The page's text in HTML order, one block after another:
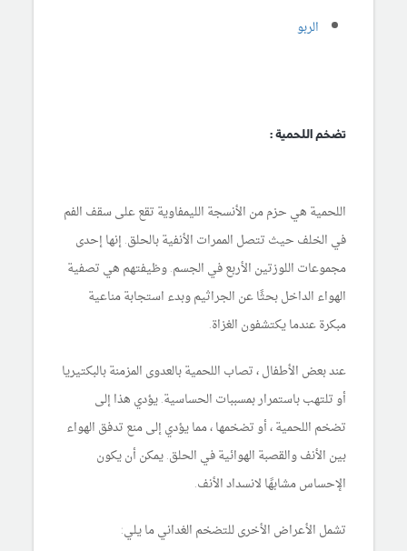
الربو
تضخم اللحمية :
اللحمية هي حزم من الأنسجة الليمفاوية تقع على سقف الفم
في الخلف حيث تتصل الممرات الأنفية بالحلق. إنها إحدى
مجموعات اللوزتين الأربع في الجسم. وظيفتهم هي تصفية
الهواء الداخل بحثًا عن الجراثيم وبدء استجابة مناعية
مبكرة عندما يكتشفون الغزاة.
عند بعض الأطفال ، تصاب اللحمية بالعدوى المزمنة بالبكتيريا
أو تلتهب باستمرار بمسببات الحساسية. يؤدي هذا إلى
تضخم اللحمية ، أو تضخمها ، مما يؤدي إلى منع تدفق الهواء
بين الأنف والقصبة الهوائية في الحلق. يمكن أن يكون
الإحساس مشابهًا لانسداد الأنف.
تشمل الأعراض الأخرى للتضخم الغداني ما يلي: